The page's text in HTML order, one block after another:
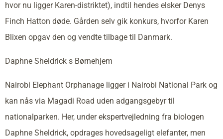
hvor nu ligger Karen-distriktet), indtil hendes elsker Denys
Finch Hatton døde. Gården selv gik konkurs, hvorfor Karen
Blixen opgav den og vendte tilbage til Danmark.
Daphne Sheldrick s Børnehjem
Nairobi Elephant Orphanage ligger i Nairobi National Park og
kan nås via Magadi Road uden adgangsgebyr til
nationalparken. Her, under ekspertvejledning fra biologen
Daphne Sheldrick, opdrages hovedsageligt elefanter, men